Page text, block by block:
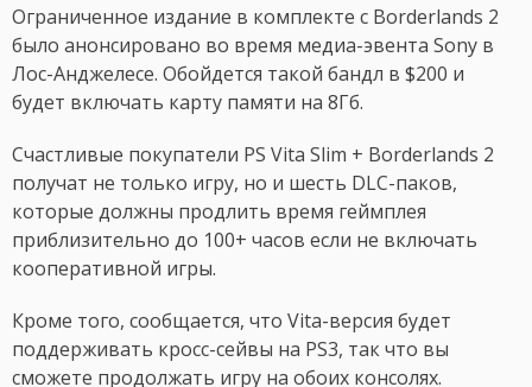
Ограниченное издание в комплекте с Borderlands 2
было анонсировано во время медиа-эвента Sony в
Лос-Анджелесе. Обойдется такой бандл в $200 и
будет включать карту памяти на 8Гб.
Счастливые покупатели PS Vita Slim + Borderlands 2
получат не только игру, но и шесть DLC-паков,
которые должны продлить время геймплея
приблизительно до 100+ часов если не включать
кооперативной игры.
Кроме того, сообщается, что Vita-версия будет
поддерживать кросс-сейвы на PS3, так что вы
сможете продолжать игру на обоих консолях.